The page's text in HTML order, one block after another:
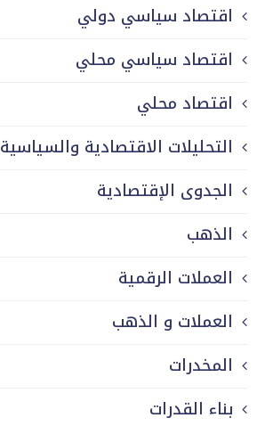
اقتصاد سياسي دولي
اقتصاد سياسي محلي
اقتصاد محلي
التحليلات الاقتصادية والسياسية
الجدوى الإقتصادية
الذهب
العملات الرقمية
العملات و الذهب
المخدرات
بناء القدرات